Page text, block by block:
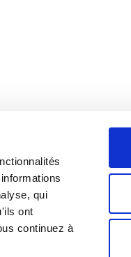
qui
ont
continuez à